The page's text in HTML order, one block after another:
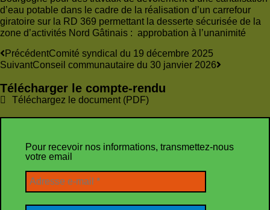
d’eau potable dans le cadre de la réalisation d’un carrefour
giratoire sur la RD 369 permettant la desserte sécurisée de la
zone d’activités Nord Gâtinais : approbation à l’unanimité
PrécédentComité syndical du 19 décembre 2025
SuivantConseil communautaire du 30 janvier 2026
Télécharger le compte-rendu
Téléchargez le document (PDF)
Pour recevoir nos informations, transmettez-nous
votre email